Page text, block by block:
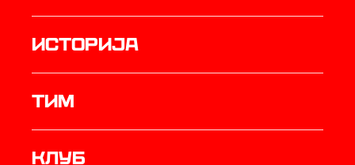
историја
ТИМ
Клуб